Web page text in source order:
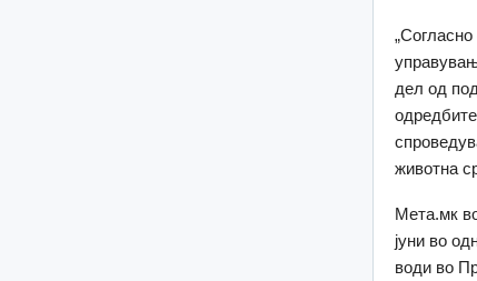
дел од
животна
Мета.мк
јуни во
води во